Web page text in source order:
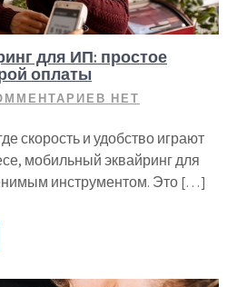
для ИП: простое
оплаты
НЕТ
скорость и удобство играют
мобильный эквайринг для
инструментом. Это […]